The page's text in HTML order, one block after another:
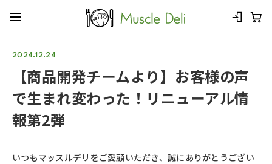
2024.12.24
【商品開発チームより】お客様の声
で生まれ変わった！リニューアル情
報第2弾
いつもマッスルデリをご愛顧いただき、誠にありがとうござい